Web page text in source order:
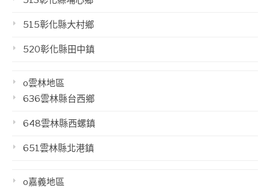
515彰化縣大村鄉
520彰化縣田中鎮
o雲林地區
636雲林縣台西鄉
648雲林縣西螺鎮
651雲林縣北港鎮
o嘉義地區